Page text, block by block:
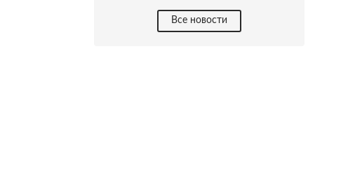
Все новости